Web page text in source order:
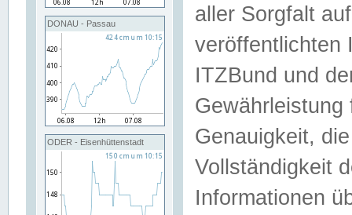
DONAU - Passau
ODER - Eisenhüttenstadt
aller Sorgfalt
veröffentlichten
ITZBund und
Genauigkeit,
Vollständigkeit
Informationen